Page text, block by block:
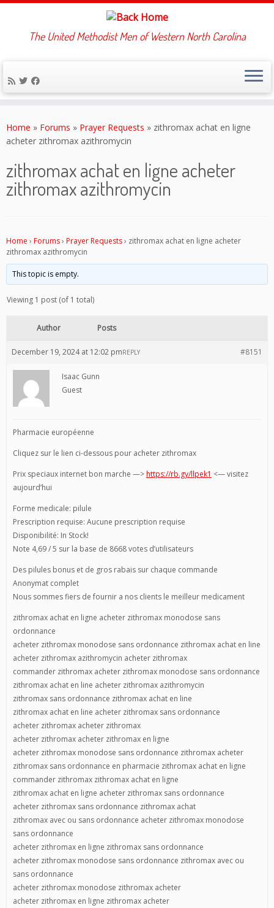
to
content
The United Methodist Men of Western North Carolina
Home » Forums » Prayer Requests » zithromax achat en ligne
acheter zithromax azithromycin
zithromax achat en ligne acheter
zithromax azithromycin
Home › Forums› Prayer Requests› zithromax achat en ligne acheter
zithromax azithromycin
This topic is empty.
Viewing 1 post (of 1 total)
Author Posts
December 19, 2024 at 12:02 pm #8151
REPLY
Isaac Gunn
Guest
Pharmacie européenne
Cliquez sur le lien ci-dessous pour acheter zithromax
Prix speciaux internet bon marche —>https://rb.gy/llpek1 <— visitez
aujourd’hui
Forme medicale: pilule
Prescription requise: Aucune prescription requise
Disponibilité: In Stock!
Note 4,69 / 5 sur la base de 8668 votes d’utilisateurs
Des pilules bonus et de gros rabais sur chaque commande
Anonymat complet
Nous sommes fiers de fournir a nos clients le meilleur medicament
zithromax achat en ligne acheter zithromax monodose sans
ordonnance
acheter zithromax monodose sans ordonnance zithromax achat en line
acheter zithromax azithromycin acheter zithromax
commander zithromax acheter zithromax monodose sans ordonnance
zithromax achat en line acheter zithromax azithromycin
zithromax sans ordonnance zithromax achat en line
zithromax achat en line acheter zithromax sans ordonnance
acheter zithromax acheter zithromax
acheter zithromax acheter zithromax en ligne
acheter zithromax monodose sans ordonnance zithromax acheter
zithromax sans ordonnance en pharmacie zithromax achat en ligne
commander zithromax zithromax achat en ligne
zithromax achat en ligne acheter zithromax sans ordonnance
acheter zithromax sans ordonnance zithromax achat
zithromax avec ou sans ordonnance acheter zithromax monodose
sans ordonnance
acheter zithromax en ligne zithromax sans ordonnance
acheter zithromax monodose sans ordonnance zithromax avec ou
sans ordonnance
acheter zithromax monodose zithromax acheter
acheter zithromax en ligne zithromax acheter